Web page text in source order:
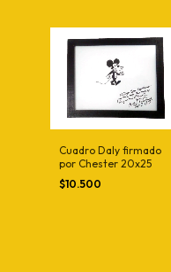
Cuadro Daly firmado
por Chester 20x25
$10.500